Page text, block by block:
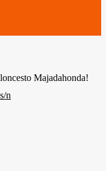
Majadahonda!
n